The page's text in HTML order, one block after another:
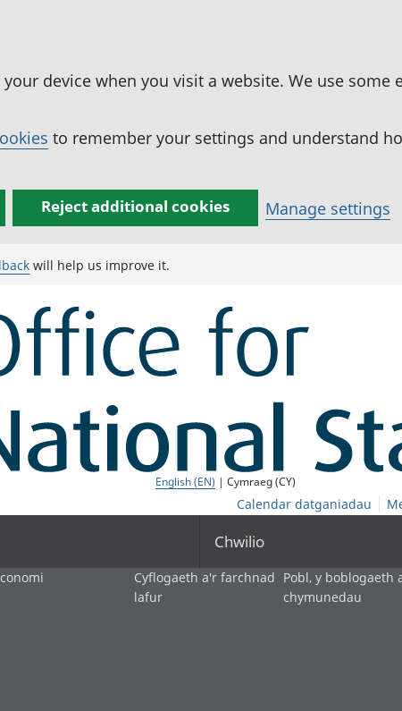
device when you visit a website. We use some
to remember your settings and understand
Reject additional cookies Manage settings
will help us improve it.
English (EN) | Cymraeg (CY)
Calendar datganiadau
Chwilio
Cyflogaeth a'r farchnad
lafur
Pobl, y boblogaeth
chymunedau